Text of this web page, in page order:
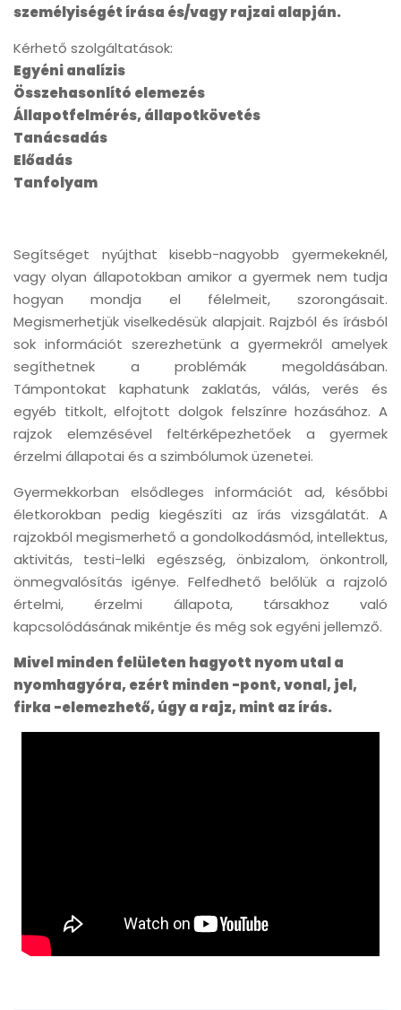
személyiségét írása és/vagy rajzai alapján.
Kérhető szolgáltatások:
Egyéni analízis
Összehasonlító elemezés
Állapotfelmérés, állapotkövetés
Tanácsadás
Előadás
Tanfolyam
Segítséget nyújthat kisebb-nagyobb gyermekeknél,
vagy olyan állapotokban amikor a gyermek nem tudja
hogyan mondja el félelmeit, szorongásait.
Megismerhetjük viselkedésük alapjait. Rajzból és írásból
sok információt szerezhetünk a gyermekről amelyek
segíthetnek a problémák megoldásában.
Támpontokat kaphatunk zaklatás, válás, verés és
egyéb titkolt, elfojtott dolgok felszínre hozásához. A
rajzok elemzésével feltérképezhetőek a gyermek
érzelmi állapotai és a szimbólumok üzenetei.
Gyermekkorban elsődleges információt ad, későbbi
életkorokban pedig kiegészíti az írás vizsgálatát. A
rajzokból megismerhető a gondolkodásmód, intellektus,
aktivitás, testi-lelki egészség, önbizalom, önkontroll,
önmegvalósítás igénye. Felfedhető belőlük a rajzoló
értelmi, érzelmi állapota, társakhoz való
kapcsolódásának mikéntje és még sok egyéni jellemző.
Mivel minden felületen hagyott nyom utal a
nyomhagyóra, ezért minden -pont, vonal, jel,
firka -elemezhető, úgy a rajz, mint az írás.